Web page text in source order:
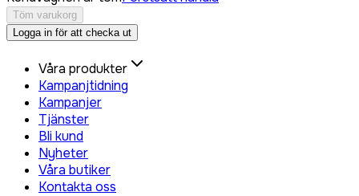
Töm varukorg
Logga in för att checka ut
Våra produkter
Kampanjtidning
Kampanjer
Tjänster
Bli kund
Nyheter
Våra butiker
Kontakta oss